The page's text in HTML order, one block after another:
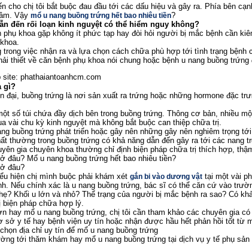
cho chị tôi bắt buộc đau đầu tới các dấu hiệu và gây ra. Phía bên
Vậy mổ u nang buồng trứng hết bao nhiêu tiền?
đến rối loạn kinh nguyệt có thể hiểm nguy không?
phụ khoa gặp không ít phức tạp hay đòi hỏi người bị mắc bệnh cần
việc nhận ra và lựa chọn cách chữa phù hợp tới tình trạng bệnh
thiết về căn bệnh phụ khoa nói chung hoặc bệnh u nang buồng trứng
gì?
đại, buồng trứng là nơi sản xuất ra trứng hoặc những hormone đặc
số túi chứa đầy dịch bên trong buồng trứng. Thông cơ bản, nhiều
vài chu kỳ kinh nguyệt mà không bắt buộc can thiệp chữa trị.
buồng trứng phát triển hoặc gây nên những gây nên nghiêm trọng
thường trong buồng trứng có khả năng dẫn đến gây ra tới các nang
gia chuyên khoa thường chỉ định biện pháp chữa trị thích hợp,
đâu? Mổ u nang buồng trứng hết bao nhiêu tiền?
đâu?
hiện chị mình buộc phải khám xét gắn bi vào dương vật tại một vài
Nếu chính xác là u nang buồng trứng, bác sĩ có thể căn cứ vào
Khối u lớn và nhỏ? Thể trạng của người bị mắc bệnh ra sao? Có
biện pháp chữa hợp lý.
hay mổ u nang buồng trứng, chị tôi cần tham khảo các chuyên gia
sở y tế hay bệnh viện uy tín hoặc nhận được hầu hết phản hồi tốt từ
địa chỉ uy tín để mổ u nang buồng trứng
tới thăm khám hay mổ u nang buồng trứng tại dịch vụ y tế phụ